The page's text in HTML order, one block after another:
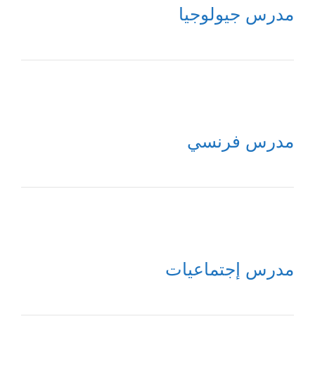
مدرس جيولوجيا
مدرس فرنسي
مدرس إجتماعيات